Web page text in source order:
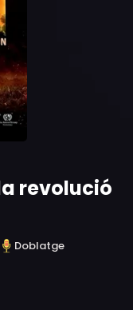
revolució
Doblatge